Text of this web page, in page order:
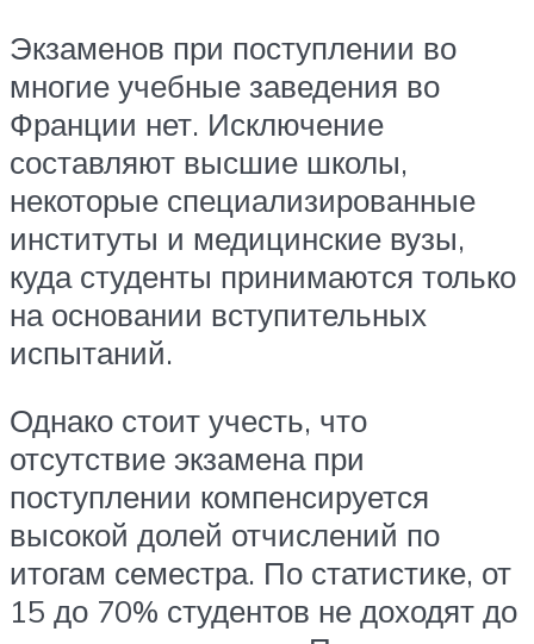
Экзаменов при поступлении во
многие учебные заведения во
Франции нет. Исключение
составляют высшие школы,
некоторые специализированные
институты и медицинские вузы,
куда студенты принимаются только
на основании вступительных
испытаний.
Однако стоит учесть, что
отсутствие экзамена при
поступлении компенсируется
высокой долей отчислений по
итогам семестра. По статистике, от
15 до 70% студентов не доходят до